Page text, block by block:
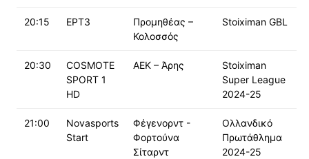
20:15 ΕΡΤ3
Προμηθέας –
Κολοσσός
Stoiximan GBL
20:30
COSMOTE
SPORT 1
HD
ΑΕΚ – Άρης
Stoiximan
Super League
2024-25
21:00
Novasports
Start
Φέγενορντ -
Φορτούνα
Σίταρντ
Ολλανδικό
Πρωτάθλημα
2024-25